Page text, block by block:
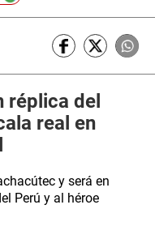
réplica del
real en
y será en
Perú y al héroe